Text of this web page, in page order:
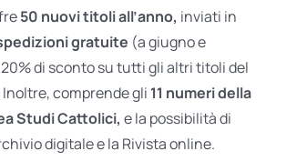
50 nuovi titoli all’anno, inviati in
gratuite (a giugno e
di sconto su tutti gli altri titoli del
comprende gli 11 numeri della
Studi Cattolici, e la possibilità di
digitale e la Rivista online.